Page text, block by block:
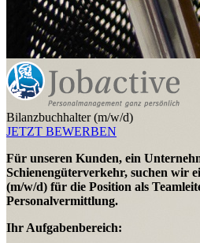
Bilanzbuchhalter (m/w/d)
JETZT BEWERBEN
Für unseren Kunden, ein
Schienengüterverkehr, suchen wir
(m/w/d) für die Position als
Personalvermittlung.
Ihr Aufgabenbereich: